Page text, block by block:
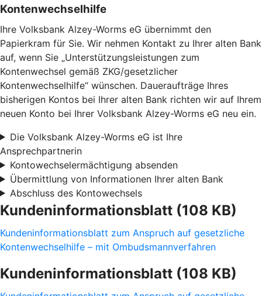
Kontenwechselhilfe
Ihre Volksbank Alzey-Worms eG übernimmt den
Papierkram für Sie. Wir nehmen Kontakt zu Ihrer alten Bank
auf, wenn Sie „Unterstützungsleistungen zum
Kontenwechsel gemäß ZKG/gesetzlicher
Kontenwechselhilfe“ wünschen. Daueraufträge Ihres
bisherigen Kontos bei Ihrer alten Bank richten wir auf Ihrem
neuen Konto bei Ihrer Volksbank Alzey-Worms eG neu ein.
Die Volksbank Alzey-Worms eG ist Ihre
Ansprechpartnerin
Kontowechselermächtigung absenden
Übermittlung von Informationen Ihrer alten Bank
Abschluss des Kontowechsels
Kundeninformationsblatt (108 KB)
Kundeninformationsblatt zum Anspruch auf gesetzliche
Kontenwechselhilfe – mit Ombudsmannverfahren
Kundeninformationsblatt (108 KB)